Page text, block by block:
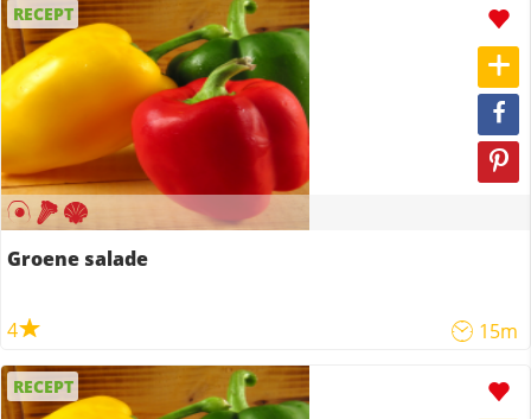
RECEPT
Groene salade
4 15m
RECEPT